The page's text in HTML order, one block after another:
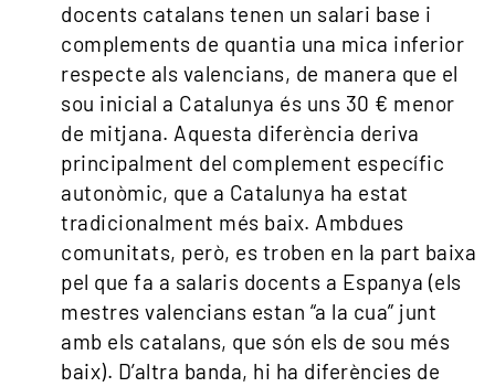
docents catalans tenen un salari base i
complements de quantia una mica inferior
respecte als valencians, de manera que el
sou inicial a Catalunya és uns 30 € menor
de mitjana. Aquesta diferència deriva
principalment del complement específic
autonòmic, que a Catalunya ha estat
tradicionalment més baix. Ambdues
comunitats, però, es troben en la part baixa
pel que fa a salaris docents a Espanya (els
mestres valencians estan “a la cua” junt
amb els catalans, que són els de sou més
baix). D’altra banda, hi ha diferències de